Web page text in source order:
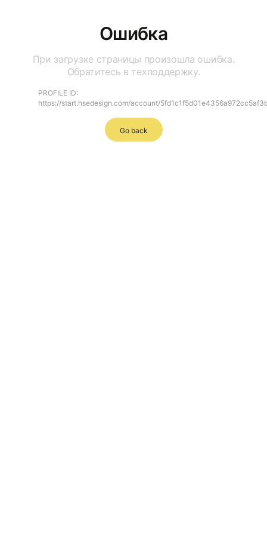
Ошибка
При загрузке страницы произошла ошибка.
Обратитесь в техподдержку.
PROFILE ID:
https://start.hsedesign.com/account/
Go back